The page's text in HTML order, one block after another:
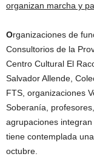
organizan marcha y
Organizaciones de
Consultorios de la
Centro Cultural El
Salvador Allende,
FTS, organizaciones
Soberanía,
agrupaciones
tiene contemplada
octubre.